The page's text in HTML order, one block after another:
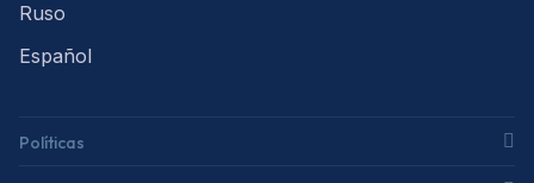
Ruso
Español
Políticas